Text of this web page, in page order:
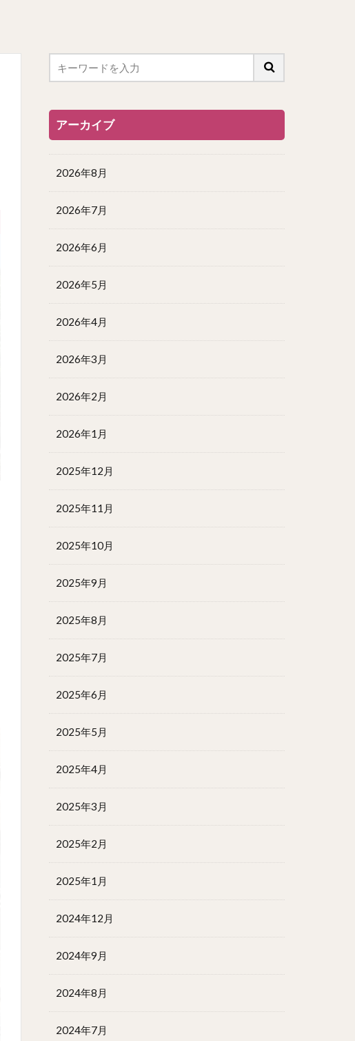
アーカイブ
2026年8月
2026年7月
2026年6月
2026年5月
2026年4月
2026年3月
2026年2月
2026年1月
2025年12月
2025年11月
2025年10月
2025年9月
2025年8月
2025年7月
2025年6月
2025年5月
2025年4月
2025年3月
2025年2月
2025年1月
2024年12月
2024年9月
2024年8月
2024年7月